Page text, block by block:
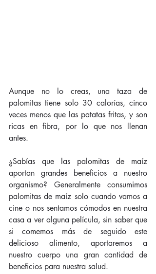
Aunque no lo creas, una taza de
palomitas tiene solo 30 calorías, cinco
veces menos que las patatas fritas, y son
ricas en fibra, por lo que nos llenan
antes.
¿Sabías que las palomitas de maíz
aportan grandes beneficios a nuestro
organismo? Generalmente consumimos
palomitas de maíz solo cuando vamos a
cine o nos sentamos cómodos en nuestra
casa a ver alguna película, sin saber que
si comemos más de seguido este
delicioso alimento, aportaremos a
nuestro cuerpo una gran cantidad de
beneficios para nuestra salud.